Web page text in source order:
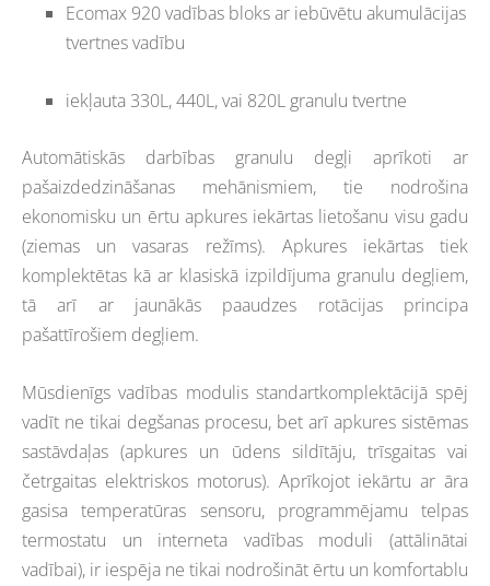
Ecomax 920 vadības bloks ar iebūvētu akumulācijas
tvertnes vadību
iekļauta 330L, 440L, vai 820L granulu tvertne
Automātiskās darbības granulu degļi aprīkoti ar
pašaizdedzināšanas mehānismiem, tie nodrošina
ekonomisku un ērtu apkures iekārtas lietošanu visu gadu
(ziemas un vasaras režīms). Apkures iekārtas tiek
komplektētas kā ar klasiskā izpildījuma granulu degļiem,
tā arī ar jaunākās paaudzes rotācijas principa
pašattīrošiem degļiem.
Mūsdienīgs vadības modulis standartkomplektācijā spēj
vadīt ne tikai degšanas procesu, bet arī apkures sistēmas
sastāvdaļas (apkures un ūdens sildītāju, trīsgaitas vai
četrgaitas elektriskos motorus). Aprīkojot iekārtu ar āra
gasisa temperatūras sensoru, programmējamu telpas
termostatu un interneta vadības moduli (attālinātai
vadībai), ir iespēja ne tikai nodrošināt ērtu un komfortablu